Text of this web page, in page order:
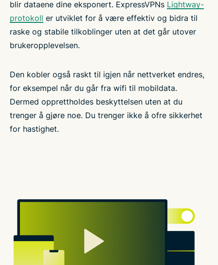
blir dataene dine eksponert. ExpressVPNs Lightway-
protokoll er utviklet for å være effektiv og bidra til
raske og stabile tilkoblinger uten at det går utover
brukeropplevelsen.
Den kobler også raskt til igjen når nettverket endres,
for eksempel når du går fra wifi til mobildata.
Dermed opprettholdes beskyttelsen uten at du
trenger å gjøre noe. Du trenger ikke å ofre sikkerhet
for hastighet.